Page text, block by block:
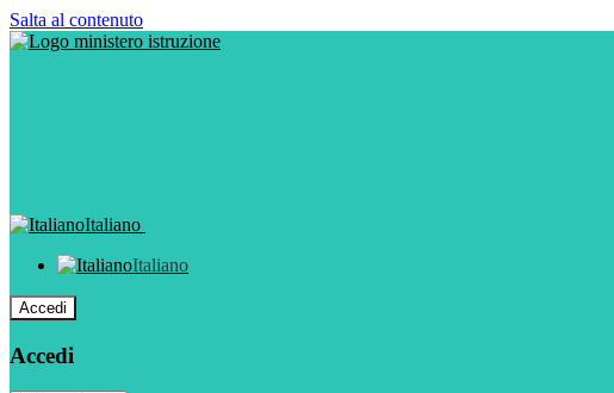
Salta al contenuto
Italiano
Italiano
Accedi
Accedi